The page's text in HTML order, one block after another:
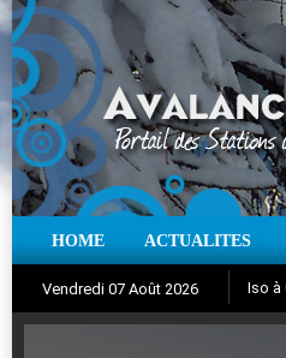
HOME ACTUALITES
Vendredi 07 Août 2026 Iso à